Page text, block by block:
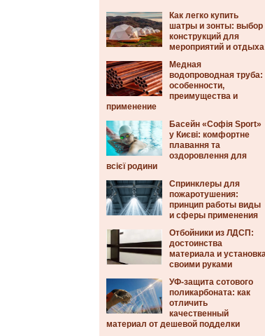
Как легко купить
шатры и зонты: выбор
конструкций для
мероприятий и отдыха
Медная
водопроводная труба:
особенности,
преимущества и
применение
Басейн «Софія Sport»
у Києві: комфортне
плавання та
оздоровлення для
всієї родини
Спринклеры для
пожаротушения:
принцип работы виды
и сферы применения
Отбойники из ЛДСП:
достоинства
материала и
своими руками
УФ-защита сотового
поликарбоната: как
отличить
качественный
материал от дешевой подделки